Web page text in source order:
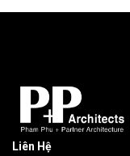
Liên Hệ